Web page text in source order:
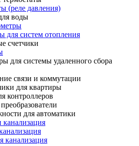
(реле давления)
воды
для систем отопления
счетчики
для системы удаленного сбора
связи и коммутации
для квартиры
контроллеров
для автоматики
канализация
канализация